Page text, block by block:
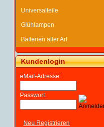
Universalteile
Glühlampen
Batterien aller Art
Kundenlogin
eMail-Adresse:
Passwort:
Neu Registrieren